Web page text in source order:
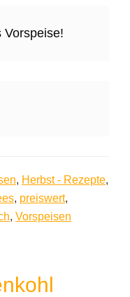
Vorspeise!
, Herbst - Rezepte,
, preiswert,
, Vorspeisen